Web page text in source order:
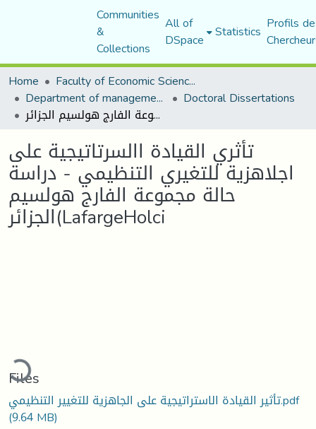
Communities
&
Collections
All of
DSpace Statistics Profils
Home
Faculty of Economic Sciences, Commerce and Management Sciences
Department of management sciences Doctoral Dissertations
تأثري القيادة االسرتاتيجية على اجلاهزية للتغيري التنظيمي - دراسة حالة مجموعة الفارج هولسيم الجزائر(LafargeHolci
تأثري القيادة االسرتاتيجية على
اجلاهزية للتغيري التنظيمي - دراسة
حالة مجموعة الفارج هولسيم
الجزائر(LafargeHolci
Files
تأثير القيادة الاستراتيجية على الجاهزية للتغيير التنظيمي.pdf
(9.64 MB)